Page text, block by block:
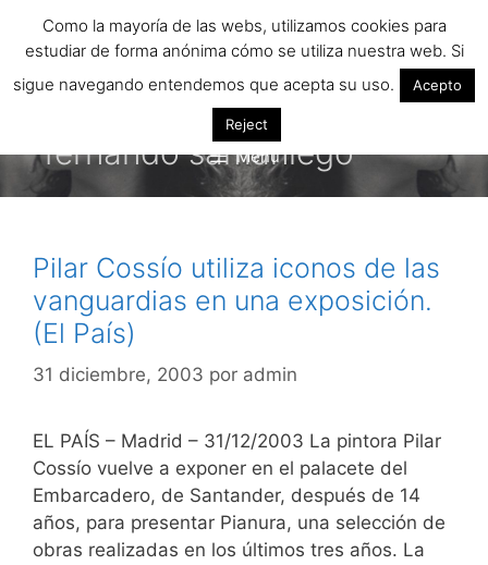
Menú
fernando samaniego
Pilar Cossío utiliza iconos de las
vanguardias en una exposición.
(El País)
31 diciembre, 2003 por admin
EL PAÍS – Madrid – 31/12/2003 La pintora Pilar
Cossío vuelve a exponer en el palacete del
Embarcadero, de Santander, después de 14
años, para presentar Pianura, una selección de
obras realizadas en los últimos tres años. La
Como la mayoría de las webs, utilizamos cookies para
estudiar de forma anónima cómo se utiliza nuestra web. Si
sigue navegando entendemos que acepta su uso.
Acepto
Reject